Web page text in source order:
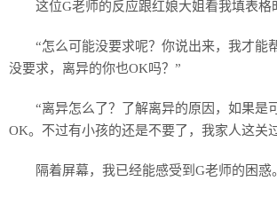
这位G老师的反应跟红娘大姐看我填表格
“怎么可能没要求呢？你说出来，我才
没要求，离异的你也OK吗？”
“离异怎么了？了解离异的原因，如果是
OK。不过有小孩的还是不要了，我家人这关
隔着屏幕，我已经能感受到G老师的困惑。